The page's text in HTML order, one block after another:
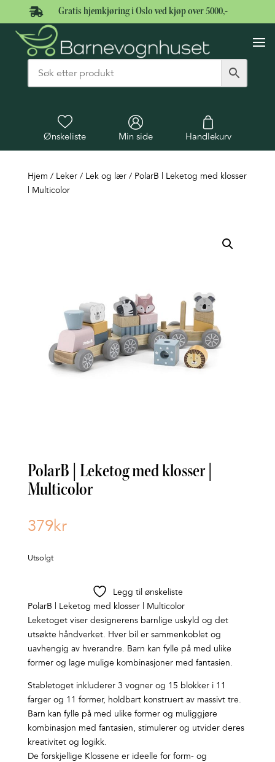
 Gratis hjemkjøring i Oslo ved kjøp over 5000,-
Ønskeliste Min side Handlekurv
Hjem / Leker/ Lek og lær/ PolarB | Leketog med klosser
| Multicolor
PolarB | Leketog med klosser |
Multicolor
379kr
Utsolgt
Legg til ønskeliste
PolarB | Leketog med klosser | Multicolor
Leketoget viser designerens barnlige uskyld og det
utsøkte håndverket. Hver bil er sammenkoblet og
uavhengig av hverandre. Barn kan fylle på med ulike
former og lage mulige kombinasjoner med fantasien.
Stabletoget inkluderer 3 vogner og 15 blokker i 11
farger og 11 former, holdbart konstruert av massivt tre.
Barn kan fylle på med ulike former og muliggjøre
kombinasjon med fantasien, stimulerer og utvider deres
kreativitet og logikk.
De forskjellige Klossene er ideelle for form- og